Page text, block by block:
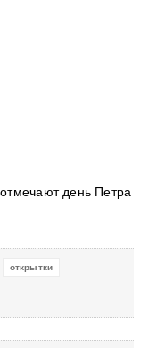
день Петра
открытки